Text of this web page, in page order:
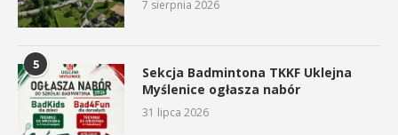
7 sierpnia 2026
5
Sekcja Badmintona TKKF Uklejna
Myślenice ogłasza nabór
31 lipca 2026